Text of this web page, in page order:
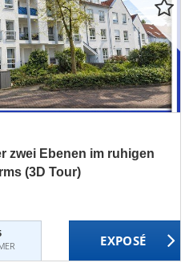
zwei Ebenen im ruhigen
(3D Tour)